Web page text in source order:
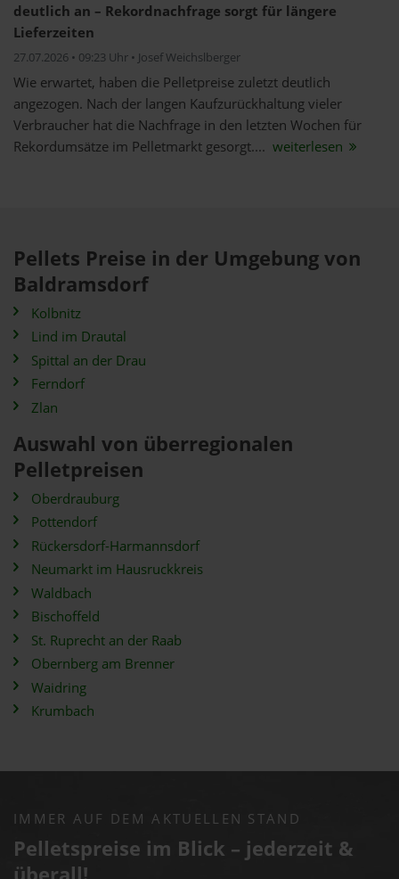
deutlich an – Rekordnachfrage sorgt für längere
Lieferzeiten
27.07.2026 • 09:23 Uhr • Josef Weichslberger
Wie erwartet, haben die Pelletpreise zuletzt deutlich
angezogen. Nach der langen Kaufzurückhaltung vieler
Verbraucher hat die Nachfrage in den letzten Wochen für
Rekordumsätze im Pelletmarkt gesorgt.... weiterlesen
Pellets Preise in der Umgebung von
Baldramsdorf
Kolbnitz
Lind im Drautal
Spittal an der Drau
Ferndorf
Zlan
Auswahl von überregionalen
Pelletpreisen
Oberdrauburg
Pottendorf
Rückersdorf-Harmannsdorf
Neumarkt im Hausruckkreis
Waldbach
Bischoffeld
St. Ruprecht an der Raab
Obernberg am Brenner
Waidring
Krumbach
IMMER AUF DEM AKTUELLEN STAND
Pelletspreise im Blick – jederzeit &